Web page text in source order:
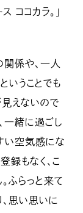
ココカラ。」
関係や、一人
いうことでも
えないので
一緒に過ごし
い空気感にな
録もなく、こ
ふらっと来て
、思い思いに